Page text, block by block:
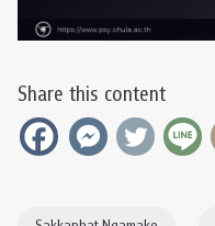
Share this content